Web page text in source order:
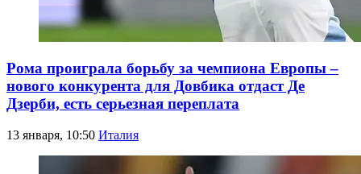
Рома проиграла борьбу за чемпиона Европы –
нового конкурента для Довбика отдаст Де
Дзерби, есть серьезная переплата
13 января, 10:50 Италия